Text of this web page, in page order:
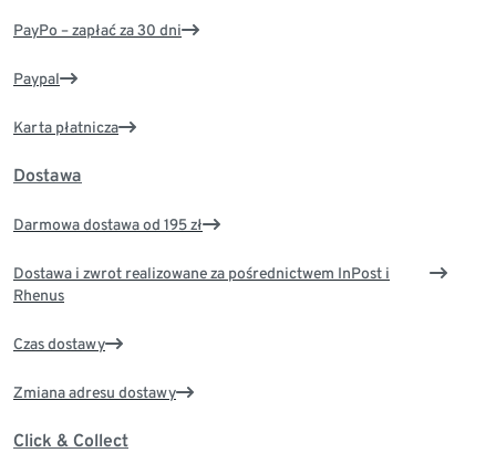
PayPo – zapłać za 30 dni
Paypal
Karta płatnicza
Dostawa
Darmowa dostawa od 195 zł
Dostawa i zwrot realizowane za pośrednictwem InPost i
Rhenus
Czas dostawy
Zmiana adresu dostawy
Click & Collect